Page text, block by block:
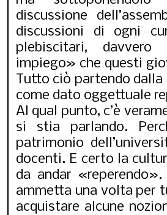
discussione
discussioni di ogni
plebiscitari,
impiego» che questi
Tutto ciò partendo
come dato oggettuale
Al qual punto, c’è
si stia parlando.
patrimonio
docenti. E certo la
da andar
ammetta una volta per
acquistare alcune